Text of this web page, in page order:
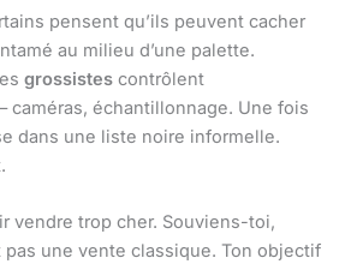
pensent qu’ils peuvent cacher
au milieu d’une palette.
grossistes contrôlent
caméras, échantillonnage. Une fois
dans une liste noire informelle.
vendre trop cher. Souviens-toi,
pas une vente classique. Ton objectif